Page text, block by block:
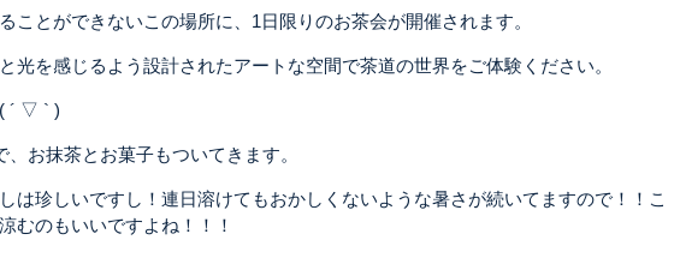
ことができないこの場所に、1日限りのお茶会が開催されます。
光を感じるよう設計されたアートな空間で茶道の世界をご体験ください。
´ ▽ ` )
、お抹茶とお菓子もついてきます。
は珍しいですし！連日溶けてもおかしくないような暑さが続いてますので！！こ
むのもいいですよね！！！